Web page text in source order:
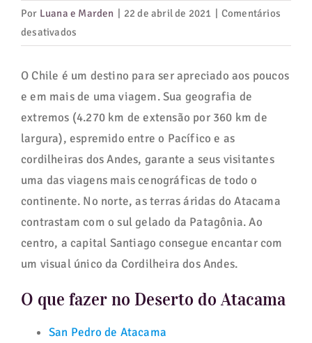
Por Luana e Marden | 22 de abril de 2021 | Comentários
desativados
Deserto
as
exuberantes
paisagens
do
lugar
mais
árido
do
O Chile é um destino para ser apreciado aos poucos
e em mais de uma viagem. Sua geografia de
extremos (4.270 km de extensão por 360 km de
largura), espremido entre o Pacífico e as
cordilheiras dos Andes, garante a seus visitantes
uma das viagens mais cenográficas de todo o
continente. No norte, as terras áridas do Atacama
contrastam com o sul gelado da Patagônia. Ao
centro, a capital Santiago consegue encantar com
um visual único da Cordilheira dos Andes.
O que fazer no Deserto do Atacama
San Pedro de Atacama